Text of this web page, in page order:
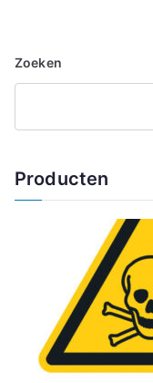
Zoeken
Producten